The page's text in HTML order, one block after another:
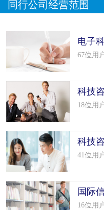
同行公司经营范围
电子
围怎
67位用
科技
写（
18位用
科技
么填
41位用
国际
围怎
16位用